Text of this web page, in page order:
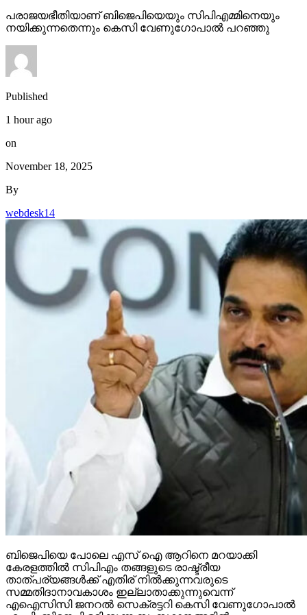
പരാജയഭീതിയാണ് ബിജെപിയെയും സിപിഎമ്മിനെയും
നയിക്കുന്നതെന്നും കെസി വേണുഗോപാല്‍ പറഞ്ഞു
Published
1 hour ago
on
November 18, 2025
By
webdesk14
ബിജെപിയെ പോലെ എസ് ഐ ആറിനെ മറയാക്കി
കേരളത്തില്‍ സിപിഎം തങ്ങളുടെ രാഷ്ട്രീയ
താത്പര്യങ്ങള്‍ക്ക് എതിര് നില്‍ക്കുന്നവരുടെ
സമ്മതിദാനാവകാശം ഇല്ലാതാക്കുന്നുവെന്ന്
എഐസിസി ജനറല്‍ സെക്രട്ടറി കെസി വേണുഗോപാല്‍